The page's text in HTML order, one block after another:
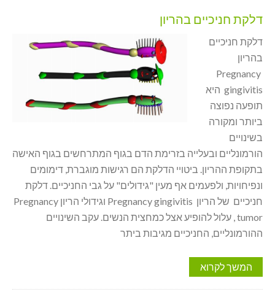
דלקת חניכיים בהריון
דלקת חניכיים
בהריון
Pregnancy
gingivitis היא
תופעה נפוצה
ביותר ומקורה
בשינויים
הורמונליים ובעלייה בזרימת הדם בגוף המתרחשים בגוף האישה
בתקופת ההריון. ביטויי הדלקת הם רגישות מוגברת, דימומים
ונפיחויות, ולפעמים אף מעין "גידולים" על גבי החניכיים. דלקת
חניכיים של הריון Pregnancy gingivitis וגידולי הריון Pregnancy
tumor , עלול להופיע אצל כמחצית הנשים. עקב השינויים
ההורמונליים, החניכיים מגיבות ביתר
המשך לקרוא